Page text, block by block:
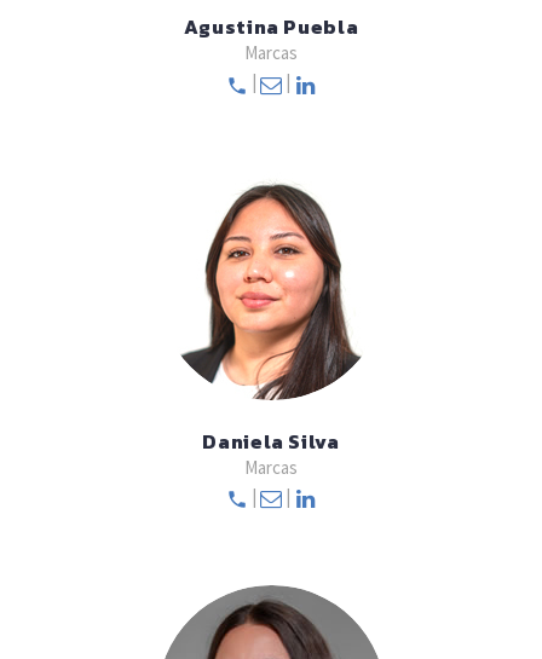
Agustina Puebla
Marcas
Daniela Silva
Marcas
|
|